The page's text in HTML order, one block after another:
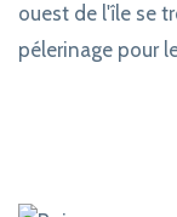
ouest de l'île se
pélerinage pour